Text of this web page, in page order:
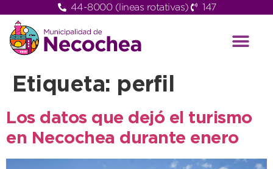
44-8000 (lineas rotativas) 147
Etiqueta: perfil
Los datos que dejó el turismo
en Necochea durante enero